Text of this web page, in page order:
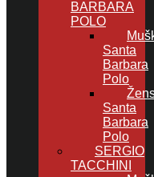
BARBARA
POLO
Santa
Barbara
Polo
Santa
Barbara
Polo
SERGIO
TACCHINI